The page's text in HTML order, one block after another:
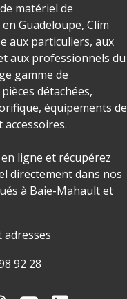
matériel de
Guadeloupe, Clim
aux particuliers, aux
aux professionnels du
gamme de
détachées,
équipements de
ligne et récupérez
directement dans nos
à Baie-Mahault et
adresses
92 28